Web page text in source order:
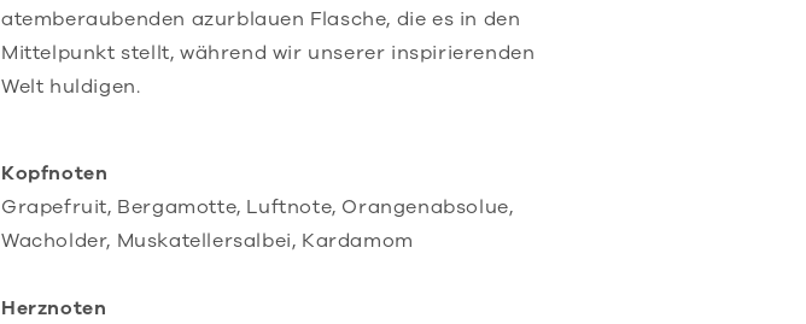
atemberaubenden azurblauen Flasche, die es in den
Mittelpunkt stellt, während wir unserer inspirierenden
Welt huldigen.
Kopfnoten
Grapefruit, Bergamotte, Luftnote, Orangenabsolue,
Wacholder, Muskatellersalbei, Kardamom
Herznoten